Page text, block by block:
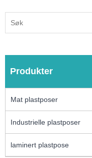
Produkter
Mat plastposer
Industrielle plastposer
laminert plastpose